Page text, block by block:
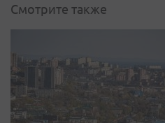
Смотрите также